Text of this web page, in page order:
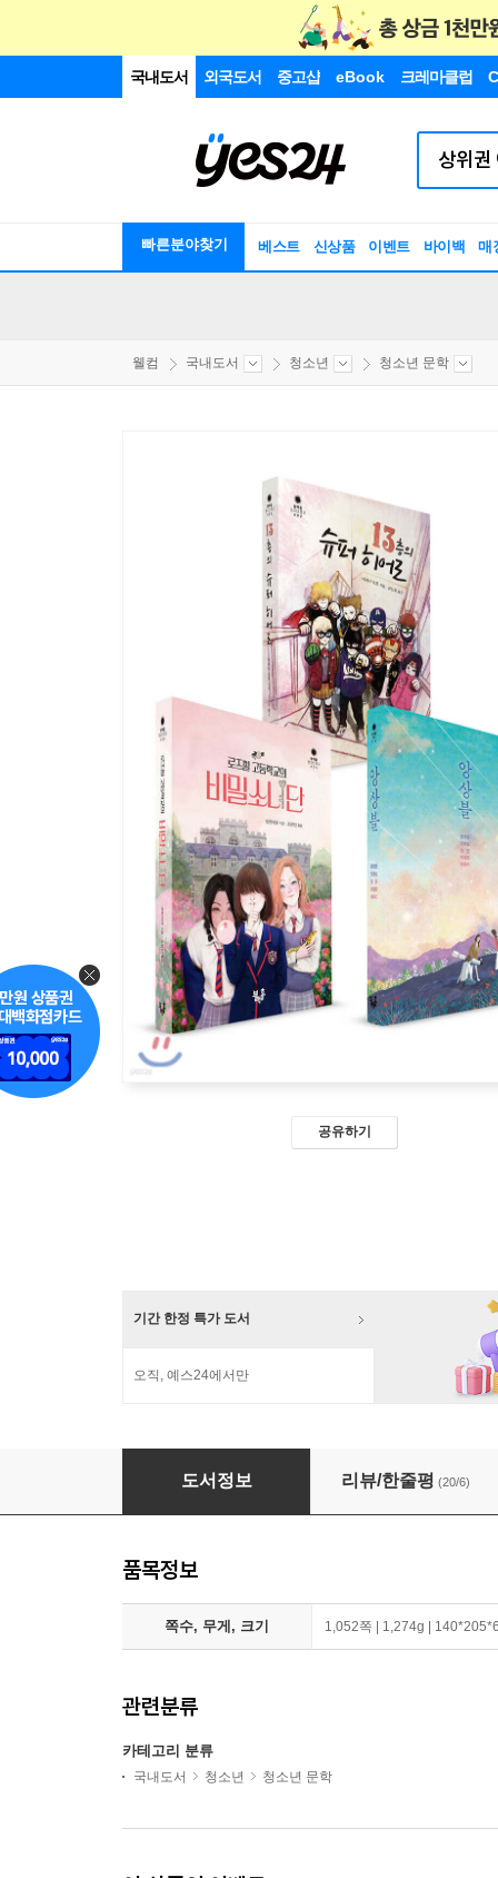
국내도서 외국도서 중고샵 eBook 크레마클럽
빠른분야찾기 베스트 신상품 이벤트 바이백 매
웰컴 국내도서 청소년 청소년 문학
공유하기
기간 한정 특가 도서
오직, 예스24에서만
앙상블+13층의 슈퍼 히어로+로즈힐 고등학교
도서정보 리뷰/한줄평 (20/6)
품목정보
쪽수, 무게, 크기 1,052쪽 | 1,274g |
관련분류
카테고리 분류
국내도서 청소년 청소년 문학